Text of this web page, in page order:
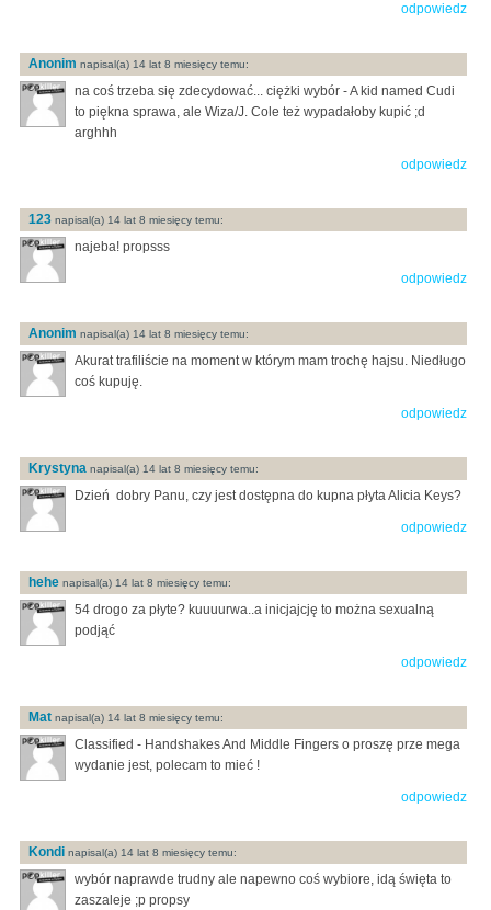
odpowiedz
Anonim napisal(a) 14 lat 8 miesięcy temu:
na coś trzeba się zdecydować... ciężki wybór - A kid named Cudi
to piękna sprawa, ale Wiza/J. Cole też wypadałoby kupić ;d
arghhh
odpowiedz
123 napisal(a) 14 lat 8 miesięcy temu:
najeba! propsss
odpowiedz
Anonim napisal(a) 14 lat 8 miesięcy temu:
Akurat trafiliście na moment w którym mam trochę hajsu. Niedługo
coś kupuję.
odpowiedz
Krystyna napisal(a) 14 lat 8 miesięcy temu:
Dzień dobry Panu, czy jest dostępna do kupna płyta Alicia Keys?
odpowiedz
hehe napisal(a) 14 lat 8 miesięcy temu:
54 drogo za płyte? kuuuurwa..a inicjajcję to można sexualną
podjąć
odpowiedz
Mat napisal(a) 14 lat 8 miesięcy temu:
Classified - Handshakes And Middle Fingers o proszę prze mega
wydanie jest, polecam to mieć !
odpowiedz
Kondi napisal(a) 14 lat 8 miesięcy temu:
wybór naprawde trudny ale napewno coś wybiore, idą święta to
zaszaleje ;p propsy